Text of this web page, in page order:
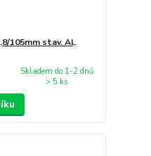
105mm stav. Al,
Skladem do 1-2 dnů
> 5 ks